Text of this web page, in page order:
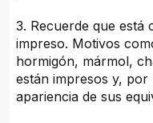
3. Recuerde que está
impreso. Motivos
hormigón, mármol,
están impresos y,
apariencia de sus